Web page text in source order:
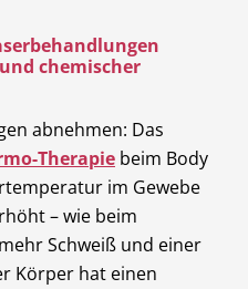
chemischer
abnehmen: Das
Therapie beim Body
im Gewebe
– wie beim
Schweiß und einer
Körper hat einen